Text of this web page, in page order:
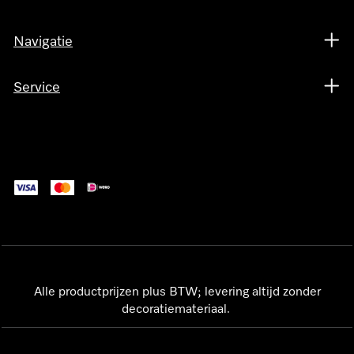
Navigatie
Service
Alle productprijzen plus BTW; levering altijd zonder
decoratiemateriaal.